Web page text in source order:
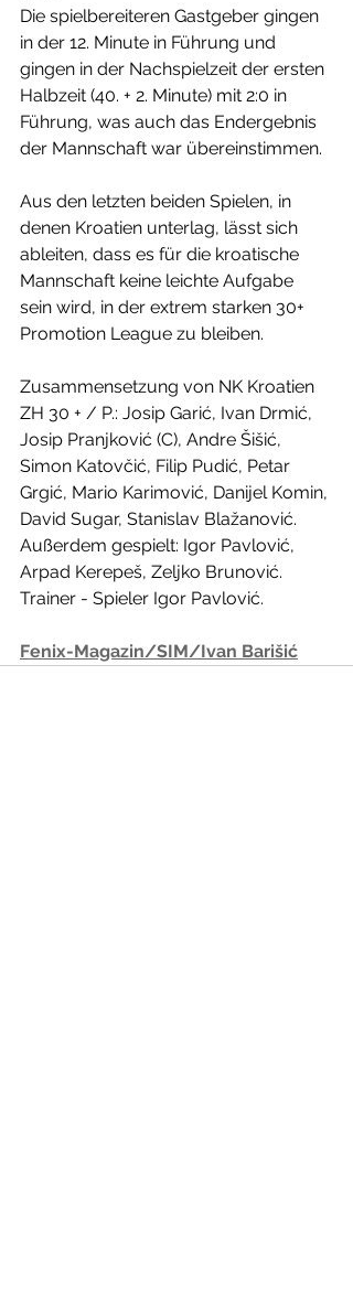
Die spielbereiteren Gastgeber gingen
in der 12. Minute in Führung und
gingen in der Nachspielzeit der ersten
Halbzeit (40. + 2. Minute) mit 2:0 in
Führung, was auch das Endergebnis
der Mannschaft war übereinstimmen.
Aus den letzten beiden Spielen, in
denen Kroatien unterlag, lässt sich
ableiten, dass es für die kroatische
Mannschaft keine leichte Aufgabe
sein wird, in der extrem starken 30+
Promotion League zu bleiben.
Zusammensetzung von NK Kroatien
ZH 30 + / P.: Josip Garić, Ivan Drmić,
Josip Pranjković (C), Andre Šišić,
Simon Katovčić, Filip Pudić, Petar
Grgić, Mario Karimović, Danijel Komin,
David Sugar, Stanislav Blažanović.
Außerdem gespielt: Igor Pavlović,
Arpad Kerepeš, Zeljko Brunović.
Trainer - Spieler Igor Pavlović.
Fenix-Magazin/SIM/Ivan Barišić